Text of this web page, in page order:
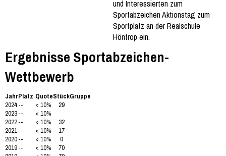
und Interessierten zum
Sportabzeichen Aktionstag zum
Sportplatz an der Realschule
Höntrop ein.
Ergebnisse Sportabzeichen-
Wettbewerb
JahrPlatz QuoteStückGruppe
2024-- < 10%
29
2023--
< 10%
2022-- < 10%
32
2021-- < 10%
17
2020-- < 10%
0
2019-- < 10%
70